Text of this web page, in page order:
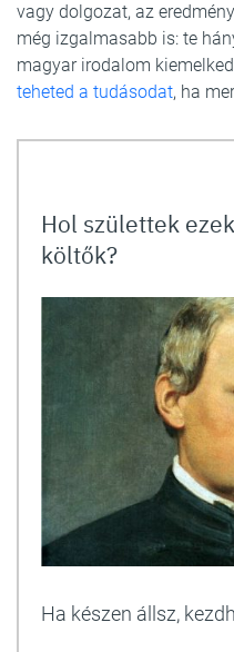
vagy dolgozat, az
még izgalmasabb is: te
magyar irodalom
teheted a tudásodat, ha
Hol születtek
költők?
Ha készen állsz,